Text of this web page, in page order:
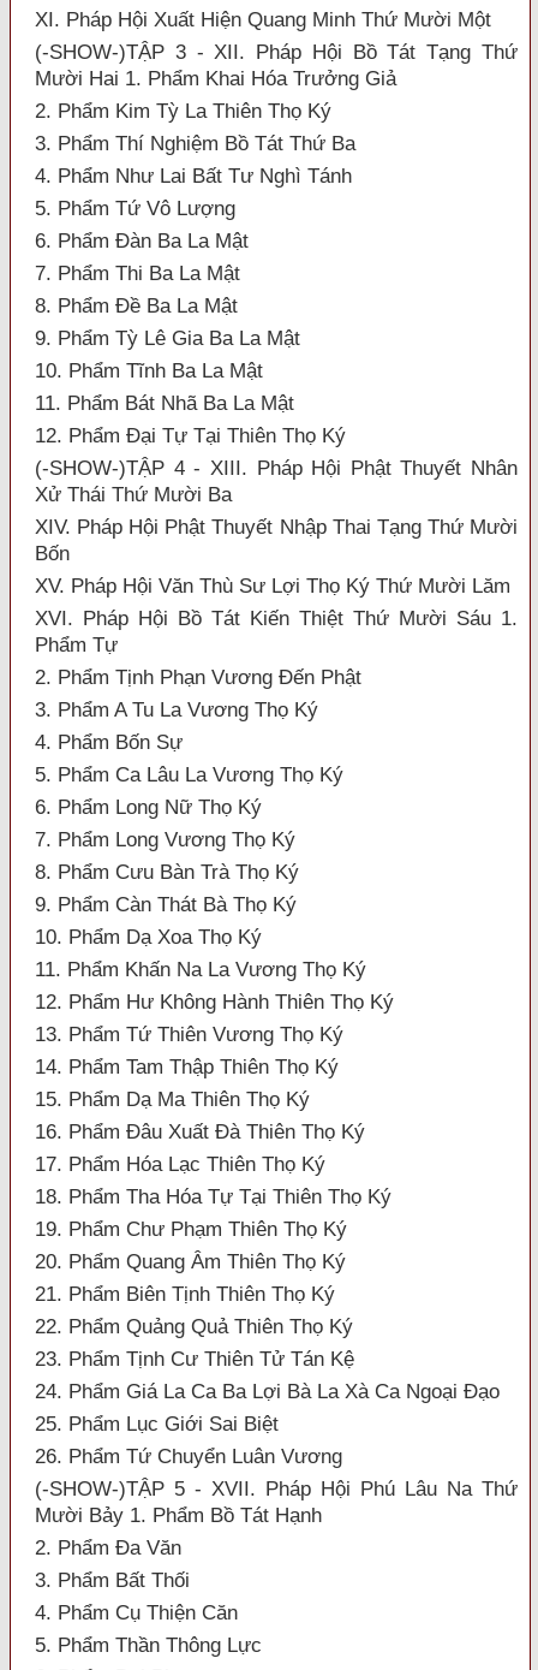
XI. Pháp Hội Xuất Hiện Quang Minh Thứ Mười Một
(-SHOW-)TẬP 3 - XII. Pháp Hội Bồ Tát Tạng Thứ
Mười Hai 1. Phẩm Khai Hóa Trưởng Giả
2. Phẩm Kim Tỳ La Thiên Thọ Ký
3. Phẩm Thí Nghiệm Bồ Tát Thứ Ba
4. Phẩm Như Lai Bất Tư Nghì Tánh
5. Phẩm Tứ Vô Lượng
6. Phẩm Đàn Ba La Mật
7. Phẩm Thi Ba La Mật
8. Phẩm Đề Ba La Mật
9. Phẩm Tỳ Lê Gia Ba La Mật
10. Phẩm Tĩnh Ba La Mật
11. Phẩm Bát Nhã Ba La Mật
12. Phẩm Đại Tự Tại Thiên Thọ Ký
(-SHOW-)TẬP 4 - XIII. Pháp Hội Phật Thuyết Nhân
Xử Thái Thứ Mười Ba
XIV. Pháp Hội Phật Thuyết Nhập Thai Tạng Thứ Mười
Bốn
XV. Pháp Hội Văn Thù Sư Lợi Thọ Ký Thứ Mười Lăm
XVI. Pháp Hội Bồ Tát Kiến Thiệt Thứ Mười Sáu 1.
Phẩm Tự
2. Phẩm Tịnh Phạn Vương Đến Phật
3. Phẩm A Tu La Vương Thọ Ký
4. Phẩm Bốn Sự
5. Phẩm Ca Lâu La Vương Thọ Ký
6. Phẩm Long Nữ Thọ Ký
7. Phẩm Long Vương Thọ Ký
8. Phẩm Cưu Bàn Trà Thọ Ký
9. Phẩm Càn Thát Bà Thọ Ký
10. Phẩm Dạ Xoa Thọ Ký
11. Phẩm Khấn Na La Vương Thọ Ký
12. Phẩm Hư Không Hành Thiên Thọ Ký
13. Phẩm Tứ Thiên Vương Thọ Ký
14. Phẩm Tam Thập Thiên Thọ Ký
15. Phẩm Dạ Ma Thiên Thọ Ký
16. Phẩm Đâu Xuất Đà Thiên Thọ Ký
17. Phẩm Hóa Lạc Thiên Thọ Ký
18. Phẩm Tha Hóa Tự Tại Thiên Thọ Ký
19. Phẩm Chư Phạm Thiên Thọ Ký
20. Phẩm Quang Âm Thiên Thọ Ký
21. Phẩm Biên Tịnh Thiên Thọ Ký
22. Phẩm Quảng Quả Thiên Thọ Ký
23. Phẩm Tịnh Cư Thiên Tử Tán Kệ
24. Phẩm Giá La Ca Ba Lợi Bà La Xà Ca Ngoại Đạo
25. Phẩm Lục Giới Sai Biệt
26. Phẩm Tứ Chuyển Luân Vương
(-SHOW-)TẬP 5 - XVII. Pháp Hội Phú Lâu Na Thứ
Mười Bảy 1. Phẩm Bồ Tát Hạnh
2. Phẩm Đa Văn
3. Phẩm Bất Thối
4. Phẩm Cụ Thiện Căn
5. Phẩm Thần Thông Lực